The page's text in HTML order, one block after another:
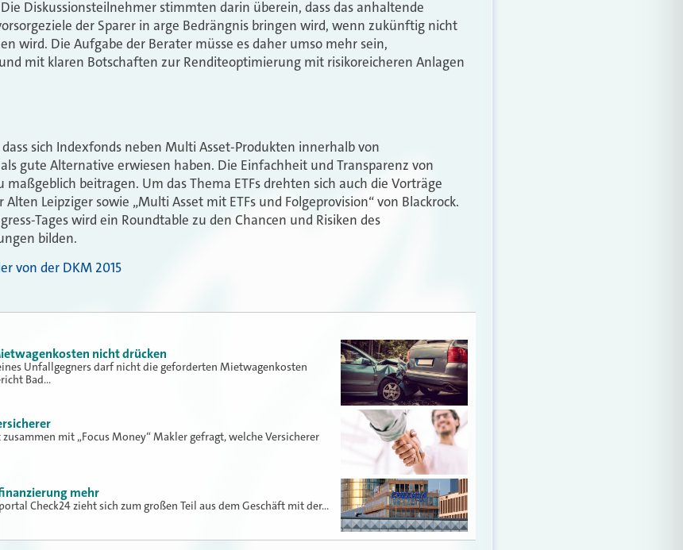
Diskussionsteilnehmer stimmten darin überein, dass das anhaltende
der Sparer in arge Bedrängnis bringen wird, wenn zukünftig nicht
wird. Die Aufgabe der Berater müsse es daher umso mehr sein,
mit klaren Botschaften zur Renditeoptimierung mit risikoreicheren Anlagen
sich Indexfonds neben Multi Asset-Produkten innerhalb von
gute Alternative erwiesen haben. Die Einfachheit und Transparenz von
beitragen. Um das Thema ETFs drehten sich auch die Vorträge
Alten Leipziger sowie „Multi Asset mit ETFs und Folgeprovision“ von Blackrock.
Tages wird ein Roundtable zu den Chancen und Risiken des
bilden.
von der DKM 2015
nicht drücken
Unfallgegners darf nicht die geforderten Mietwagenkosten
Bad…
mit „Focus Money“ Makler gefragt, welche Versicherer
mehr
Check24 zieht sich zum großen Teil aus dem Geschäft mit der…